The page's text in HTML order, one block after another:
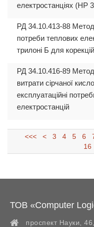
електростанціях (НР
РД 34.10.413-88
потреби теплових
трилоні Б для
РД 34.10.416-89
витрати сірчаної
експлуатаційні
електростанцій
<<< < 3 4 5 6
16
ТОВ «Computer
проспект Науки,